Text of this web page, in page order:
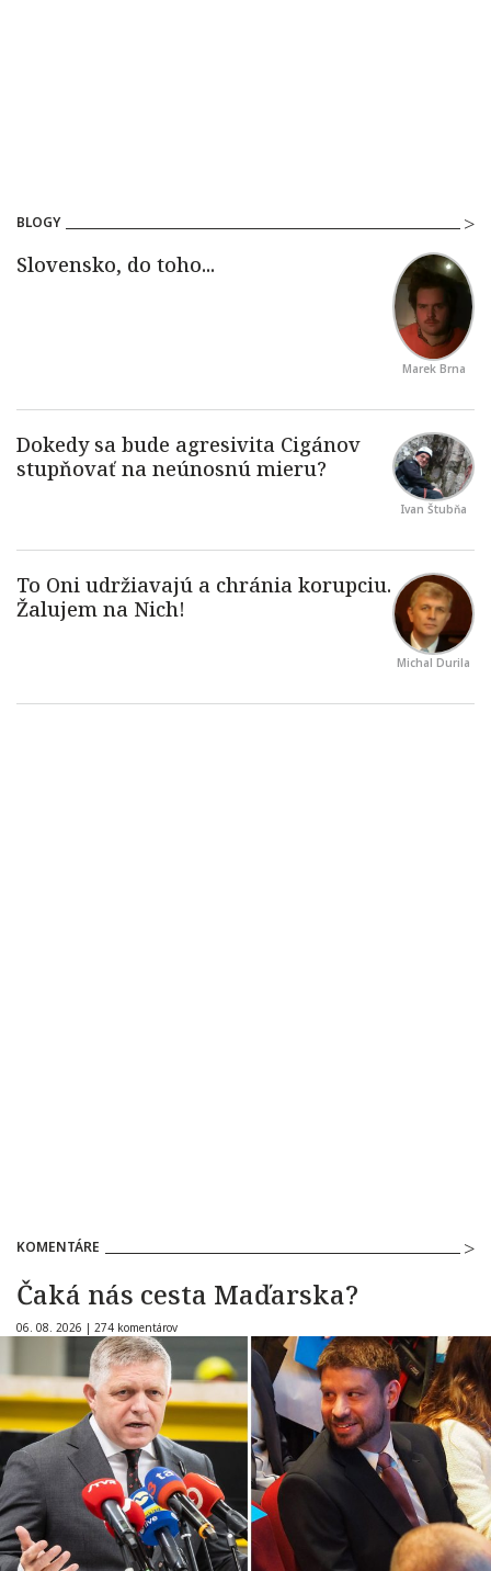
BLOGY
Marek Brna
Ivan Štubňa
Michal Durila
KOMENTÁRE
Čaká nás cesta Maďarska?
06. 08. 2026 | 274 komentárov